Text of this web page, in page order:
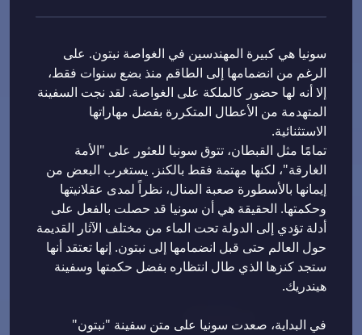
سونيا هي كبيرة المهندسين في الغواصة نبتون. على
الرغم من انضمامها إلى الطاقم منذ بضع سنوات فقط،
إلا أنه لها حضور كالملكة على الغواصة. لقد نجت السفينة
المتهدمة من الأعطال المتكررة بفضل مهاراتها
الاستثنائية.
تمامًا مثل القبطان، تتوق سونيا للعثور على "الأمة
الغارقة"، لكنها مهتمة فقط بالكنز. يستغرب البعض من
إيمانها بالأسطورة صعبة المنال، نظراً لمدى عقلانيتها
وحكمتها. الحقيقة هي أن سونيا قد حصلت بالفعل على
أدلة تؤدي إلى الدولة تحت الماء من مختلف الآثار القديمة
حول العالم حتى قبل انضمامها إلى نبتون. إنها تعتقد أنها
ستجد كنزها الذي طال انتظاره بفضل حكمتها وسفينة
هيندريك.
في البداية، صعدت سونيا على متن سفينة "نبتون"